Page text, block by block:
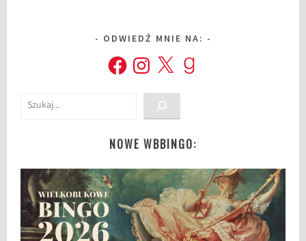
ODWIEDŹ MNIE NA:
FacebookInstagram
X Goodreads
Szukaj
NOWE WBBINGO: